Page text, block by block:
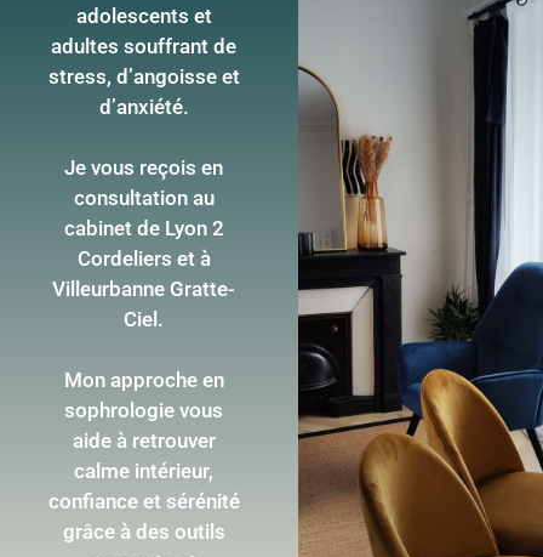
adolescents et
adultes souffrant de
stress, d’angoisse et
d’anxiété.
Je vous reçois en
consultation au
cabinet de Lyon 2
Cordeliers et à
Villeurbanne Gratte-
Ciel.
Mon approche en
sophrologie vous
aide à retrouver
calme intérieur,
confiance et sérénité
grâce à des outils